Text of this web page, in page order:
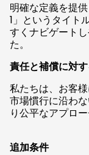
明確な定義を提
1」というタイト
すくナビゲート
た。
責任と補償に対
私たちは、お客
市場慣行に沿わ
り公平なアプロ
追加条件